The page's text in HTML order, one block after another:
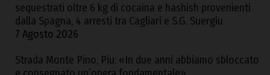
sequestrati oltre 6 kg di cocaina e hashish provenienti
dalla Spagna, 4 arresti tra Cagliari e S.G. Suergiu
7 Agosto 2026
Strada Monte Pino, Piu: «In due anni abbiamo sbloccato